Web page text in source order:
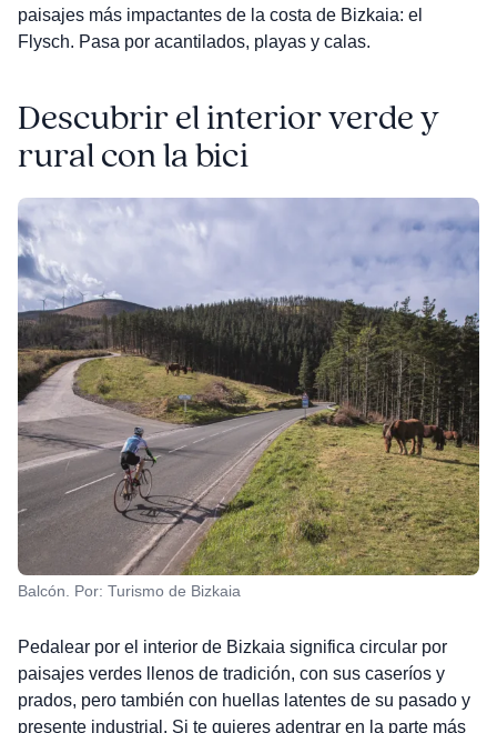
paisajes más impactantes de la costa de Bizkaia: el
Flysch. Pasa por acantilados, playas y calas.
Descubrir el interior verde y
rural con la bici
Balcón. Por: Turismo de Bizkaia
Pedalear por el interior de Bizkaia significa circular por
paisajes verdes llenos de tradición, con sus caseríos y
prados, pero también con huellas latentes de su pasado y
presente industrial. Si te quieres adentrar en la parte más